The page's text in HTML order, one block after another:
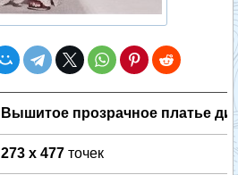
Вышитое прозрачное платье
273 x 477 точек